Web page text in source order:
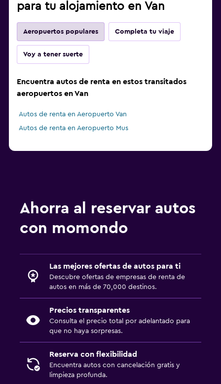
para tu alojamiento en Van
Aeropuertos populares Completa tu viaje
Voy a tener suerte
Encuentra autos de renta en estos transitados
aeropuertos en Van
Autos de renta en Aeropuerto Van
Autos de renta en Aeropuerto Mus
Ahorra al reservar autos
con momondo
Las mejores ofertas de autos para ti
Descubre ofertas de empresas de renta de
autos en más de 70,000 destinos.
Precios transparentes
Consulta el precio total por adelantado para
que no haya sorpresas.
Reserva con flexibilidad
Encuentra autos con cancelación gratis y
limpieza profunda.